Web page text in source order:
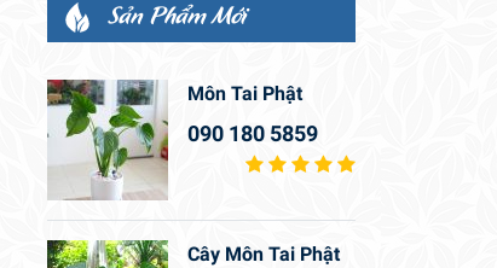
Sản Phẩm Mới
Môn Tai Phật
090 180 5859
Cây Môn Tai Phật